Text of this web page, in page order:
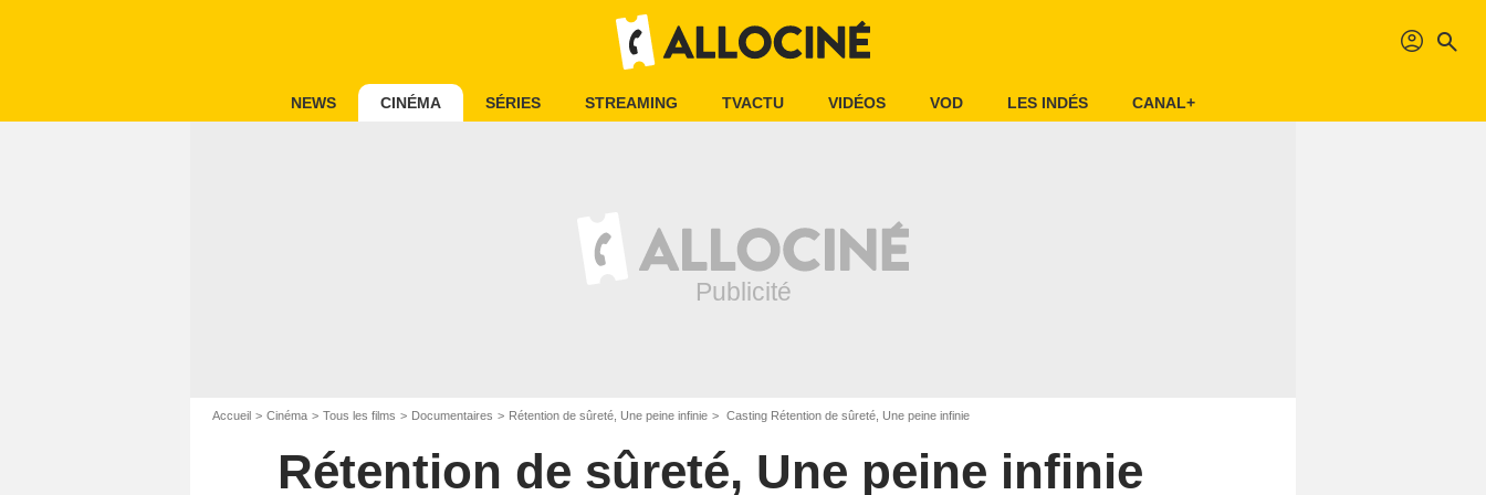
profil search
NEWS CINÉMA SÉRIES STREAMING TVACTU VIDÉOS VOD LES INDÉS CANAL+
Accueil Cinéma Tous les films Documentaires Rétention de sûreté, Une peine infinie Casting Rétention de sûreté, Une peine infinie
Rétention de sûreté, Une peine infinie